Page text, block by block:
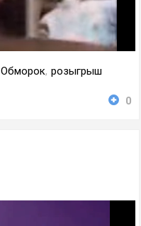
Обморок, розыгрыш
0